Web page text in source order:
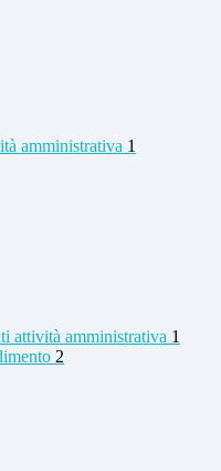
amministrativa 1
attività amministrativa 1
2